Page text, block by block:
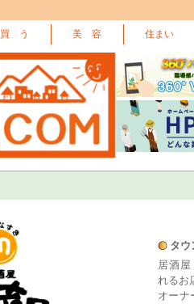
買 う 美 容 住まい
タウ
居酒屋
れるお
オーナ